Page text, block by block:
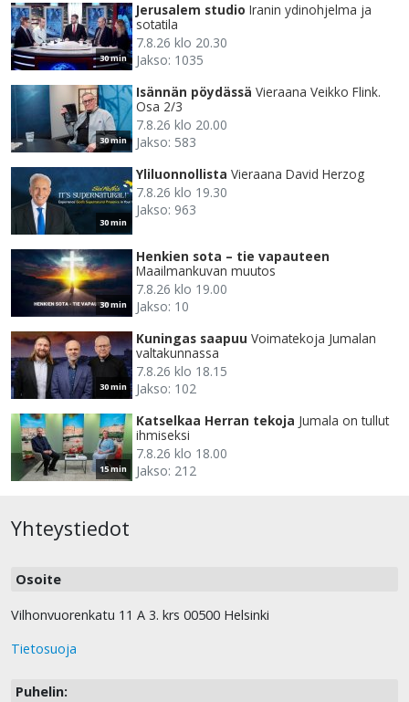
30 min
Jerusalem studio Iranin ydinohjelma ja
sotatila
7.8.26 klo 20.30
Jakso: 1035
30 min
Isännän pöydässä Vieraana Veikko Flink.
Osa 2/3
7.8.26 klo 20.00
Jakso: 583
30 min
Yliluonnollista Vieraana David Herzog
7.8.26 klo 19.30
Jakso: 963
30 min
Henkien sota – tie vapauteen
Maailmankuvan muutos
7.8.26 klo 19.00
Jakso: 10
30 min
Kuningas saapuu Voimatekoja Jumalan
valtakunnassa
7.8.26 klo 18.15
Jakso: 102
15 min
Katselkaa Herran tekoja Jumala on tullut
ihmiseksi
7.8.26 klo 18.00
Jakso: 212
Yhteystiedot
Osoite
Vilhonvuorenkatu 11 A 3. krs 00500 Helsinki
Tietosuoja
Puhelin: